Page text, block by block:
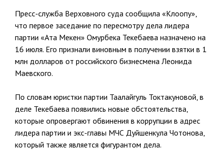
Пресс-служба Верховного суда сообщила «Клоопу»,
что первое заседание по пересмотру дела лидера
партии «Ата Мекен» Омурбека Текебаева назначено на
16 июля. Его признали виновным в получении взятки в 1
млн долларов от российского бизнесмена Леонида
Маевского.
По словам юристки партии Таалайгуль Токтакуновой, в
деле Текебаева появились новые обстоятельства,
которые опровергают обвинения в коррупции в адрес
лидера партии и экс-главы МЧС Дуйшенкула Чотонова,
который также является фигурантом дела.